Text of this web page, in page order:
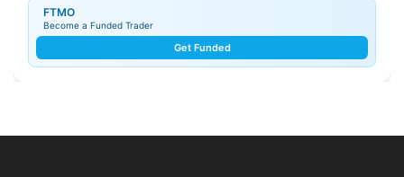
FTMO
Become a Funded Trader
Get Funded